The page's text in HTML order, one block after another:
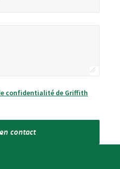
confidentialité de Griffith
contact